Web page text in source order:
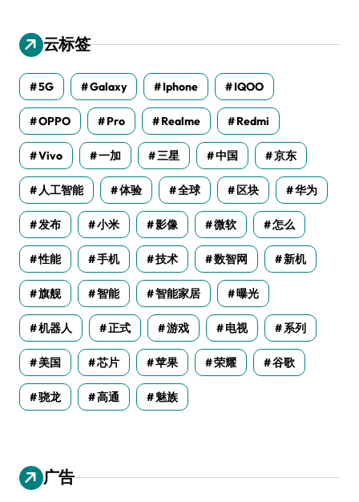
云标签
5G Galaxy Iphone IQOO
OPPO Pro Realme Redmi
Vivo 一加 三星 中国 京东
人工智能 体验 全球 区块 华为
发布 小米 影像 微软 怎么
性能 手机 技术 数智网 新机
旗舰 智能 智能家居 曝光
机器人 正式 游戏 电视 系列
美国 芯片 苹果 荣耀 谷歌
骁龙 高通 魅族
广告